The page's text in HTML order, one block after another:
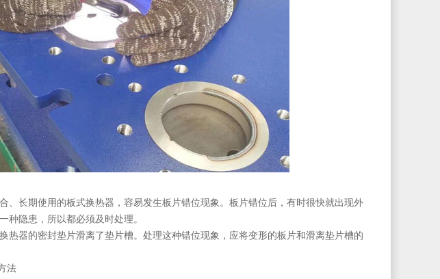
、长期使用的板式换热器，容易发生板片错位现象。板片错位后，有时很快就出现外
种隐患，所以都必须及时处理。
热器的密封垫片滑离了垫片槽。处理这种错位现象，应将变形的板片和滑离垫片槽的
法